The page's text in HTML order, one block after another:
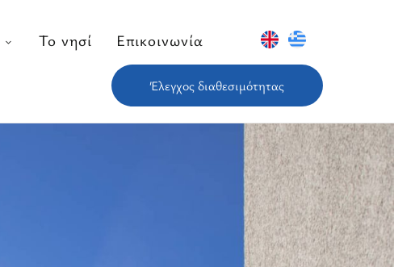
To νησί Επικοινωνία
Έλεγχος διαθεσιμότητας